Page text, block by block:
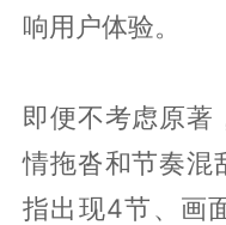
响用户体验。
即便不考虑原著
情拖沓和节奏混
指出现4节、画